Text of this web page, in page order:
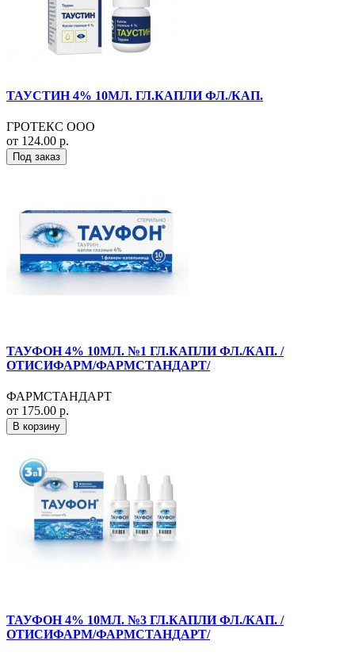
ТАУСТИН 4% 10МЛ. ГЛ.КАПЛИ ФЛ./КАП.
ГРОТЕКС ООО
от 124.00 р.
Под заказ
ТАУФОН 4% 10МЛ. №1 ГЛ.КАПЛИ ФЛ./КАП. /
ОТИСИФАРМ/ФАРМСТАНДАРТ/
ФАРМСТАНДАРТ
от 175.00 р.
В корзину
ТАУФОН 4% 10МЛ. №3 ГЛ.КАПЛИ ФЛ./КАП. /
ОТИСИФАРМ/ФАРМСТАНДАРТ/